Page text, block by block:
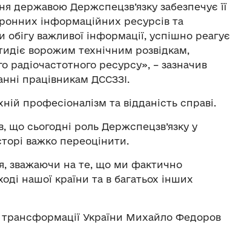
державою Держспецзв’язку забезпечує її
інформаційних ресурсів та
важливої інформації, успішно реагує
ворожим технічним розвідкам,
радіочастотного ресурсу», – зазначив
працівникам ДССЗЗІ.
професіоналізм та відданість справі.
що сьогодні роль Держспецзв’язку у
важко переоцінити.
зважаючи на те, що ми фактично
нашої країни та в багатьох інших
трансформації України Михайло Федоров